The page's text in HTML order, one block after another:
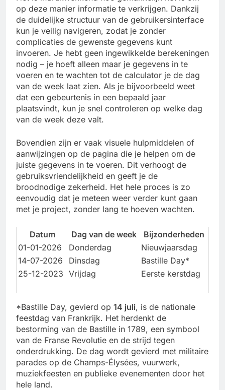
op deze manier informatie te verkrijgen. Dankzij
de duidelijke structuur van de gebruikersinterface
kun je veilig navigeren, zodat je zonder
complicaties de gewenste gegevens kunt
invoeren. Je hebt geen ingewikkelde berekeningen
nodig – je hoeft alleen maar je gegevens in te
voeren en te wachten tot de calculator je de dag
van de week laat zien. Als je bijvoorbeeld weet
dat een gebeurtenis in een bepaald jaar
plaatsvindt, kun je snel controleren op welke dag
van de week deze valt.
Bovendien zijn er vaak visuele hulpmiddelen of
aanwijzingen op de pagina die je helpen om de
juiste gegevens in te voeren. Dit verhoogt de
gebruiksvriendelijkheid en geeft je de
broodnodige zekerheid. Het hele proces is zo
eenvoudig dat je meteen weer verder kunt gaan
met je project, zonder lang te hoeven wachten.
Datum Dag van de week
Bijzonderheden
01-01-2026
Donderdag
Nieuwjaarsdag
14-07-2026
Dinsdag
Bastille Day*
25-12-2023 Vrijdag Eerste kerstdag
*Bastille Day, gevierd op 14 juli, is de nationale
feestdag van Frankrijk. Het herdenkt de
bestorming van de Bastille in 1789, een symbool
van de Franse Revolutie en de strijd tegen
onderdrukking. De dag wordt gevierd met militaire
parades op de Champs-Élysées, vuurwerk,
muziekfeesten en publieke evenementen door het
hele land.